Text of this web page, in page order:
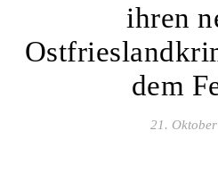
ihren
dem
21.